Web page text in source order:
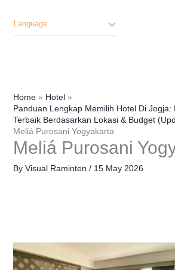
Language
Home
Hotel
Panduan Lengkap Memilih Hotel Di Jogja:
Terbaik Berdasarkan Lokasi & Budget
Meliá Purosani Yogyakarta
Meliá Purosani
By Visual Raminten / 15 May 2026